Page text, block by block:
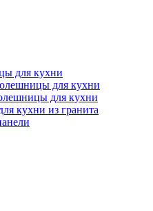
для кухни
для кухни
для кухни
кухни из гранита